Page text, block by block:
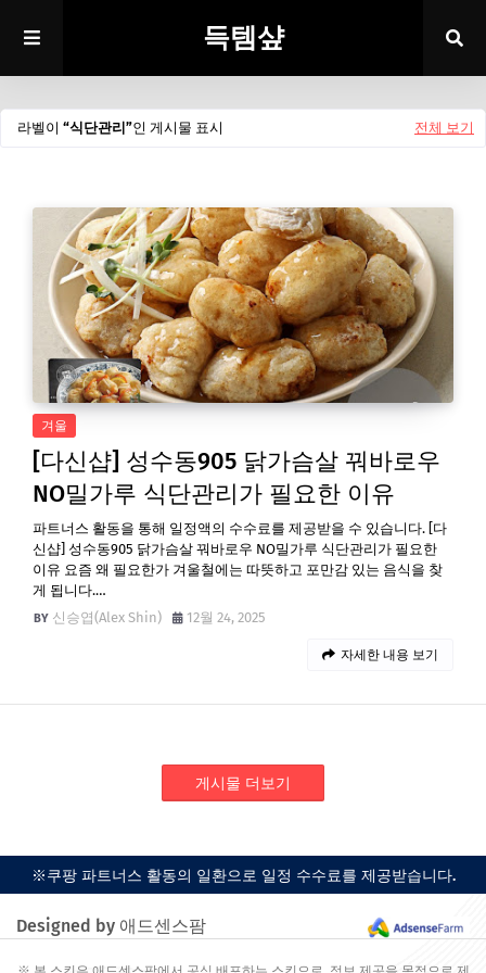
득템샾
라벨이 식단관리 인 게시물 표시 전체 보기
겨울
[다신샵] 성수동905 닭가슴살 꿔바로우
NO밀가루 식단관리가 필요한 이유
파트너스 활동을 통해 일정액의 수수료를 제공받을 수 있습니다. [다
신샵] 성수동905 닭가슴살 꿔바로우 NO밀가루 식단관리가 필요한
이유 요즘 왜 필요한가 겨울철에는 따뜻하고 포만감 있는 음식을 찾
게 됩니다.…
신승엽(Alex Shin)
12월 24, 2025
자세한 내용 보기
게시물 더보기
※쿠팡 파트너스 활동의 일환으로 일정 수수료를 제공받습니다.
Designed by 애드센스팜